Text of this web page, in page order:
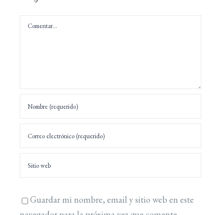
Comentar
Guardar mi nombre, email y sitio web en este